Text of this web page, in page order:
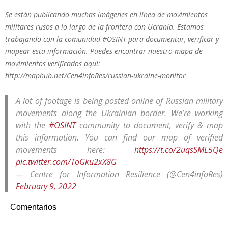
Se están publicando muchas imágenes en línea de movimientos
militares rusos a lo largo de la frontera con Ucrania. Estamos
trabajando con la comunidad #OSINT para documentar, verificar y
mapear esta información. Puedes encontrar nuestro mapa de
movimientos verificados aquí:
http://maphub.net/Cen4infoRes/russian-ukraine-monitor
A lot of footage is being posted online of Russian military
movements along the Ukrainian border. We’re working
with the#OSINTcommunity to document, verify & map
this information. You can find our map of verified
movements here: https://t.co/2uqsSML5Qe
pic.twitter.com/ToGku2xX8G
— Centre for Information Resilience (@Cen4infoRes)
February 9, 2022
Comentarios